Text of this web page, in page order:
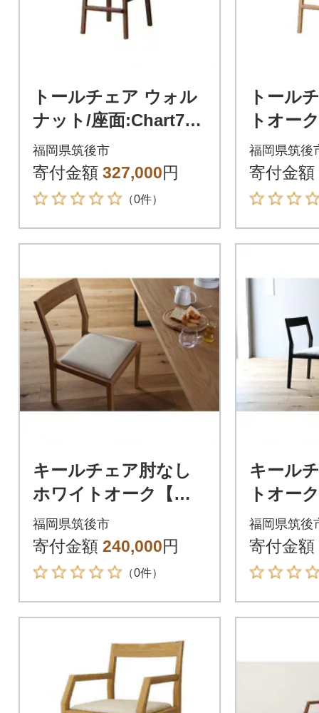
トールチェア ウォル
ナット/座面:Chart7マ
ットブラック【高野
木工】
福岡県筑後市
寄付金額 327,000円
（0件）
トール
トオー
アイボ
工】
福岡県筑後
寄付金額
キールチェア肘なし
ホワイトオーク【高
野木工】
福岡県筑後市
寄付金額 240,000円
（0件）
キール
トオー
木工】
福岡県筑後
寄付金額